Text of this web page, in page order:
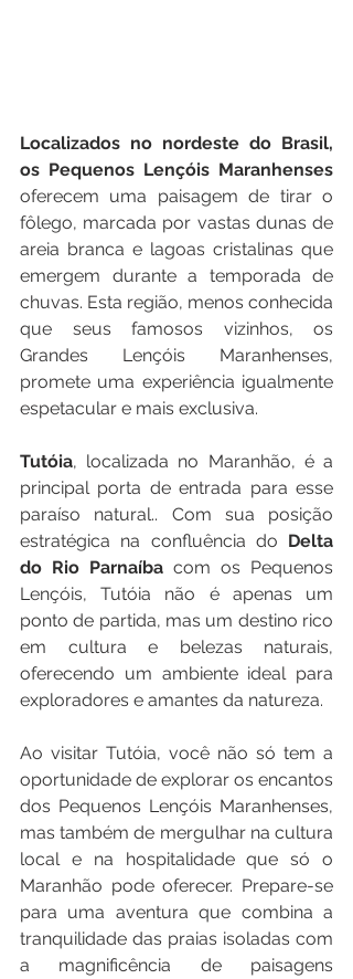
Localizados no nordeste do Brasil,
oferecem uma paisagem de tirar o
fôlego, marcada por vastas dunas de
areia branca e lagoas cristalinas que
emergem durante a temporada de
chuvas. Esta região, menos conhecida
que seus famosos vizinhos, os
Grandes Lençóis Maranhenses,
promete uma experiência igualmente
espetacular e mais exclusiva.
Tutóia, localizada no Maranhão, é a
principal porta de entrada para esse
paraíso natural.. Com sua posição
estratégica na confluência do Delta
do Rio Parnaíba com os Pequenos
Lençóis, Tutóia não é apenas um
ponto de partida, mas um destino rico
em cultura e belezas naturais,
oferecendo um ambiente ideal para
exploradores e amantes da natureza.
Ao visitar Tutóia, você não só tem a
oportunidade de explorar os encantos
dos Pequenos Lençóis Maranhenses,
mas também de mergulhar na cultura
local e na hospitalidade que só o
Maranhão pode oferecer. Prepare-se
para uma aventura que combina a
tranquilidade das praias isoladas com
a magnificência de paisagens